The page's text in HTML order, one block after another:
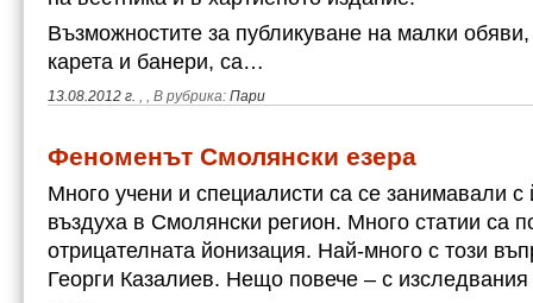
Възможностите за публикуване на малки
карета и банери, са…
13.08.2012 г. , , В рубрика: Пари
Феноменът Смолянски езера
Много учени и специалисти са се занимавали с
въздуха в Смолянски регион. Много статии са
отрицателната йонизация. Най-много с този
Георги Казалиев. Нещо повече – с